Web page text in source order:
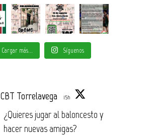
Cargar más... Síguenos
CBT Torrelavega 15h
¿Quieres jugar al baloncesto y
hacer nuevas amigas?